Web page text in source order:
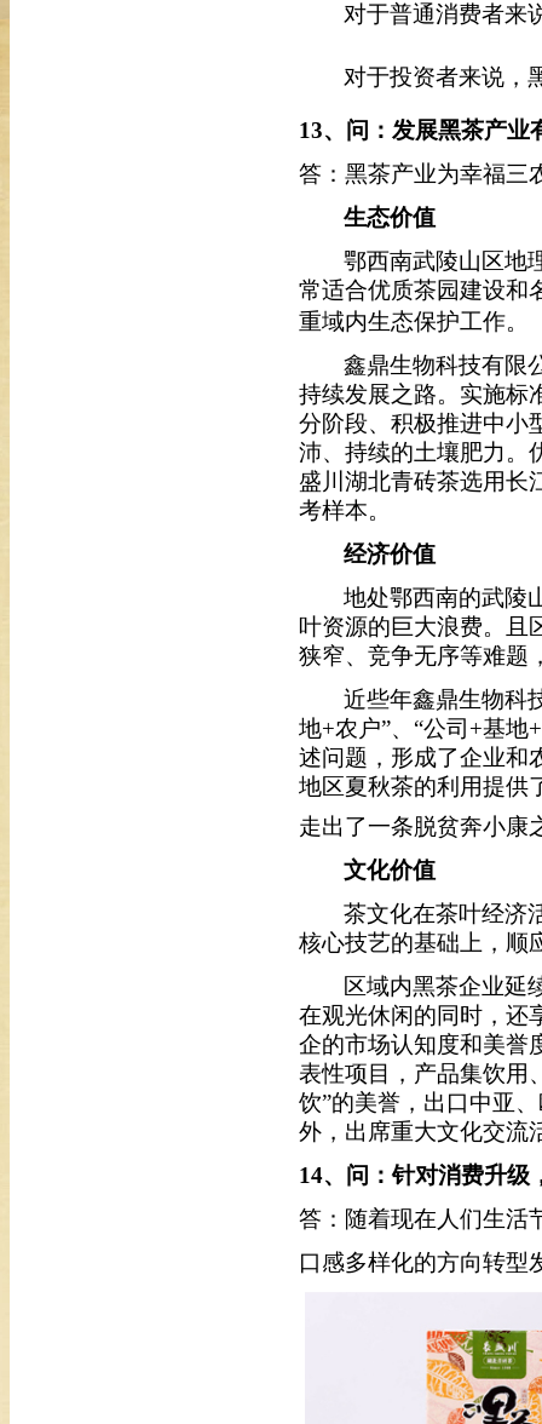
对于普通消费者来
对于投资者来说，
13、问：发展黑茶产业
答：黑茶产业为幸福三
生态价值
鄂西南武陵山区地
常适合优质茶园建设和
重域内生态保护工作。
鑫鼎生物科技有限
持续发展之路。实施标
分阶段、积极推进中小
沛、持续的土壤肥力。
盛川湖北青砖茶选用长
考样本。
经济价值
地处鄂西南的武陵
叶资源的巨大浪费。且
狭窄、竞争无序等难题
近些年鑫鼎生物科
地+农户”、“公司+基
述问题，形成了企业和
地区夏秋茶的利用提供
走出了一条脱贫奔小康
文化价值
茶文化在茶叶经济
核心技艺的基础上，顺
区域内黑茶企业延
在观光休闲的同时，还
企的市场认知度和美誉
表性项目，产品集饮用
饮”的美誉，出口中亚
外，出席重大文化交流
14、问：针对消费升级
答：随着现在人们生活
口感多样化的方向转型